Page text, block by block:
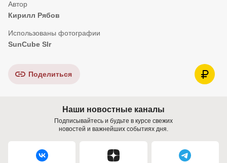
Кирилл Рябов
SunCube Slr
Поделиться
Наши новостные каналы
Подписывайтесь и будьте в курсе свежих
новостей и важнейших событиях дня.